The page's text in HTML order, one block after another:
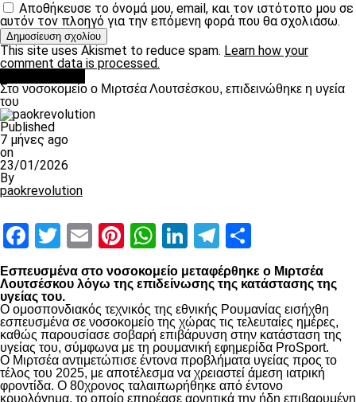
Αποθήκευσε το όνομά μου, email, και τον ιστότοπο μου σε
αυτόν τον πλοηγό για την επόμενη φορά που θα σχολιάσω.
This site uses Akismet to reduce spam. Learn how your
comment data is processed.
Στο νοσοκομείο ο Μιρτσέα Λουτσέσκου, επιδεινώθηκε η υγεία
του
Published
7 μήνες ago
on
23/01/2026
By
paokrevolution
Facebook
Twitter
EmailPinterest
WhatsApp
LinkedIn
Telegram
Εσπευσμένα στο νοσοκομείο μεταφέρθηκε ο Μιρτσέα
Λουτσέσκου λόγω της επιδείνωσης της κατάστασης της
υγείας του.
Ο ομοσπονδιακός τεχνικός της εθνικής Ρουμανίας εισήχθη
εσπευσμένα σε νοσοκομείο της χώρας τις τελευταίες ημέρες,
καθώς παρουσίασε σοβαρή επιβάρυνση στην κατάσταση της
υγείας του, σύμφωνα με τη ρουμανική εφημερίδα ProSport.
Ο Μιρτσέα αντιμετώπισε έντονα προβλήματα υγείας προς το
τέλος του 2025, με αποτέλεσμα να χρειαστεί άμεση ιατρική
φροντίδα. Ο 80χρονος ταλαιπωρήθηκε από έντονο
κρυολόγημα, το οποίο επηρέασε αρνητικά την ήδη επιβαρυμένη